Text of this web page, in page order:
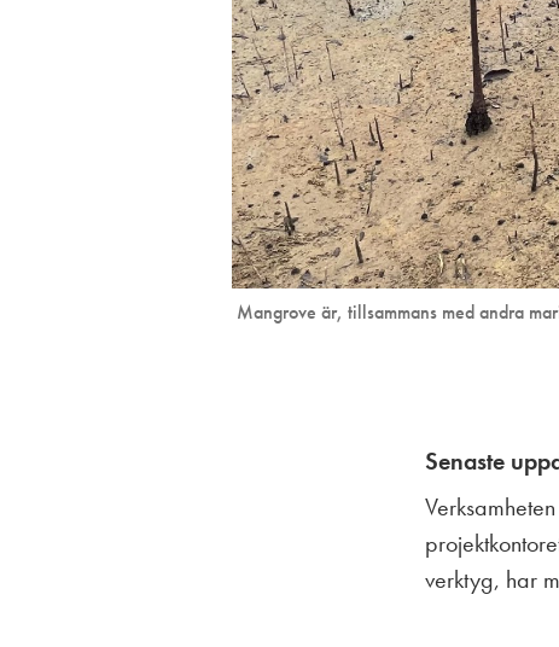
Mangrove är, tillsammans med andra
Senaste
verktyg, har